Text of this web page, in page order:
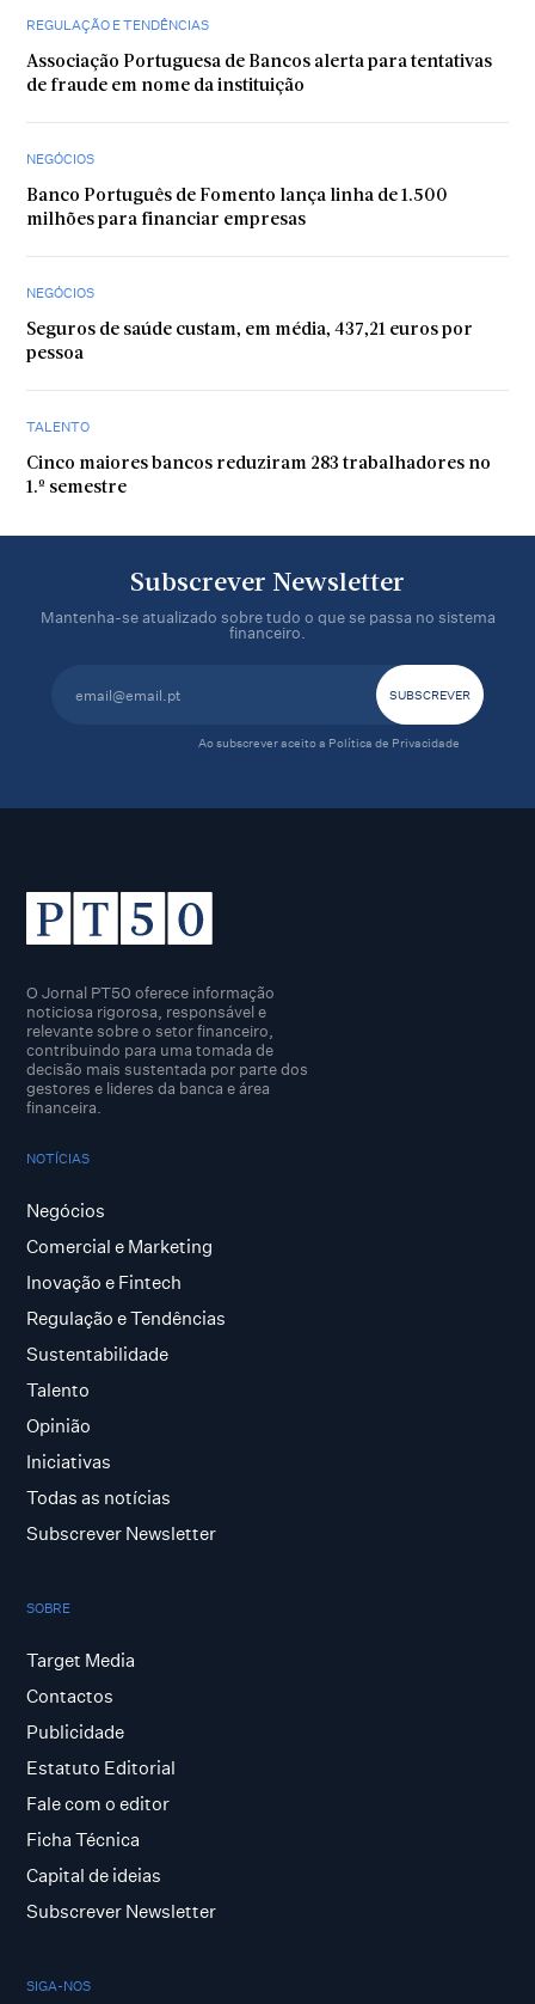
REGULAÇÃO E TENDÊNCIAS
Associação Portuguesa de Bancos alerta para tentativas
de fraude em nome da instituição
NEGÓCIOS
Banco Português de Fomento lança linha de 1.500
milhões para financiar empresas
NEGÓCIOS
Seguros de saúde custam, em média, 437,21 euros por
pessoa
TALENTO
Cinco maiores bancos reduziram 283 trabalhadores no
1.º semestre
Subscrever Newsletter
Mantenha-se atualizado sobre tudo o que se passa no sistema
financeiro.
Ao subscrever aceito a Política de Privacidade
O Jornal PT50 oferece informação
noticiosa rigorosa, responsável e
relevante sobre o setor financeiro,
contribuindo para uma tomada de
decisão mais sustentada por parte dos
gestores e lideres da banca e área
financeira.
NOTÍCIAS
Negócios
Comercial e Marketing
Inovação e Fintech
Regulação e Tendências
Sustentabilidade
Talento
Opinião
Iniciativas
Todas as notícias
Subscrever Newsletter
SOBRE
Target Media
Contactos
Publicidade
Estatuto Editorial
Fale com o editor
Ficha Técnica
Capital de ideias
Subscrever Newsletter
SIGA-NOS